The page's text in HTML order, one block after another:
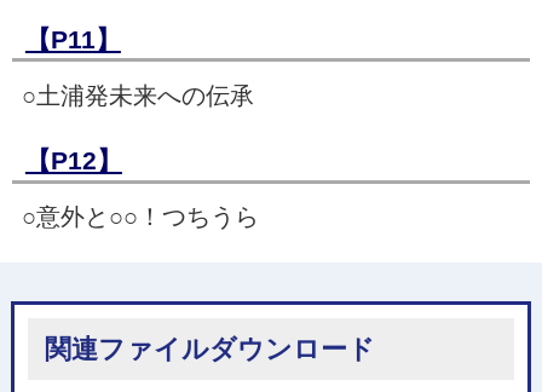
【P11】
○土浦発未来への伝承
【P12】
○意外と○○！つちうら
関連ファイルダウンロード